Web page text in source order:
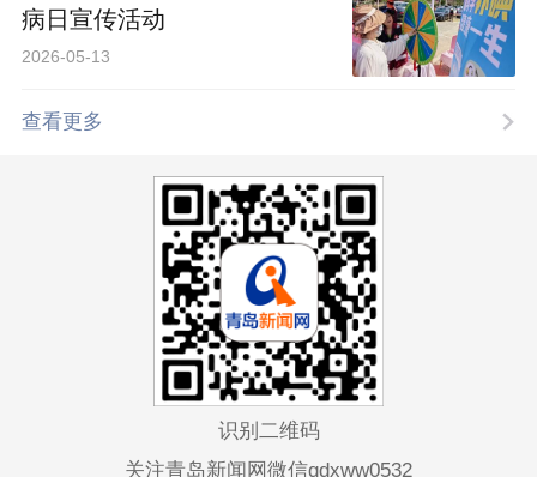
病日宣传活动
2026-05-13
查看更多
识别二维码
关注青岛新闻网微信qdxww0532